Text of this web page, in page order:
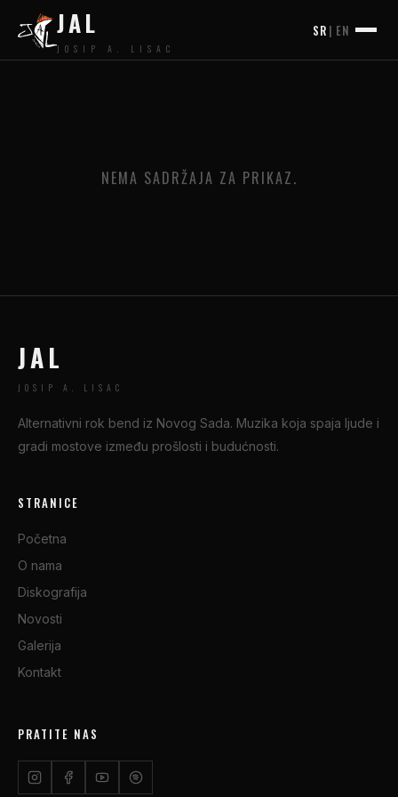
JAL
JOSIP A. LISAC
SR | EN
NEMA SADRŽAJA ZA PRIKAZ.
JAL
JOSIP A. LISAC
Alternativni rok bend iz Novog Sada. Muzika koja spaja ljude i
gradi mostove između prošlosti i budućnosti.
STRANICE
Početna
O nama
Diskografija
Novosti
Galerija
Kontakt
PRATITE NAS